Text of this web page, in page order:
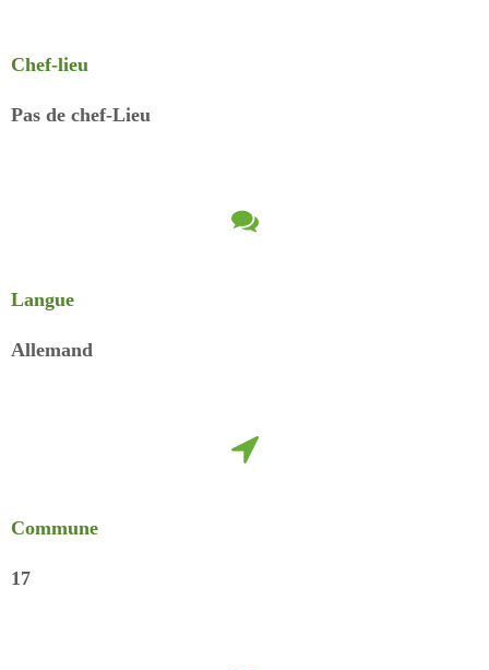
Chef-lieu
Pas de chef-Lieu
Langue
Allemand
Commune
17